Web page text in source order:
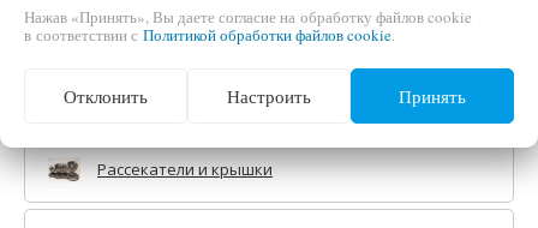
Петли, завесы, крепления
Регуляторы мощности
Рассекатели и крышки
Нажав «Принять», Вы даете согласие на обработку файлов cookie
в соответствии с Политикой обработки файлов cookie.
Отклонить Настроить Принять